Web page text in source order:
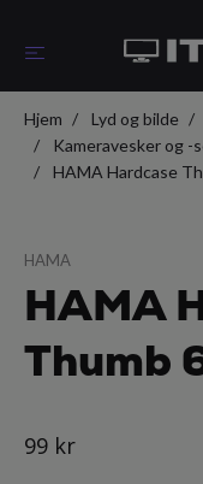
Hjem Lyd og bilde
Kameravesker og -
HAMA Hardcase
HAMA
HAMA
Thumb
99 kr